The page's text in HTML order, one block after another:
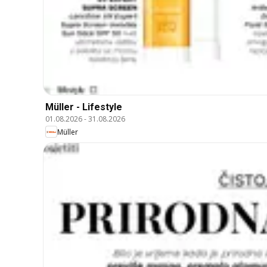
Müller - Lifestyle
01.08.2026-31.08.2026
Müller